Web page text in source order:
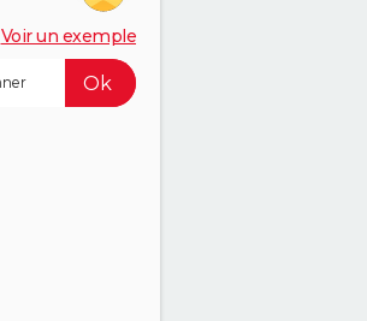
Voir un exemple